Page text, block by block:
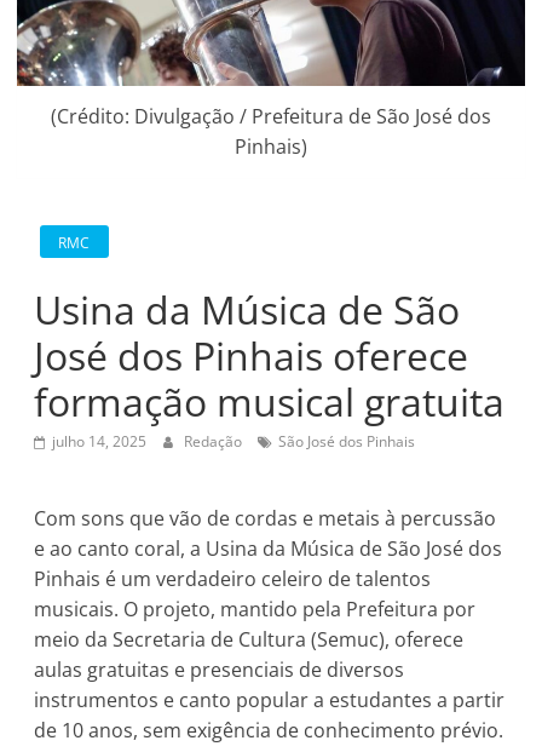
(Crédito: Divulgação / Prefeitura de São José dos
Pinhais)
RMC
Usina da Música de São
José dos Pinhais oferece
formação musical gratuita
julho 14, 2025 Redação São José dos Pinhais
Com sons que vão de cordas e metais à percussão
e ao canto coral, a Usina da Música de São José dos
Pinhais é um verdadeiro celeiro de talentos
musicais. O projeto, mantido pela Prefeitura por
meio da Secretaria de Cultura (Semuc), oferece
aulas gratuitas e presenciais de diversos
instrumentos e canto popular a estudantes a partir
de 10 anos, sem exigência de conhecimento prévio.